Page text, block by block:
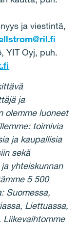
ja viestintä,
YIT Oyj, puh.
ja
olemme luoneet
toimivia
ja kaupallisia
sekä
yhteiskunnan
5 500
Suomessa,
Liettuassa,
Liikevaihtomme